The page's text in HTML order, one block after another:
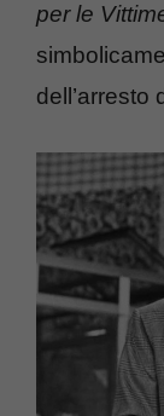
per le
dell’arresto